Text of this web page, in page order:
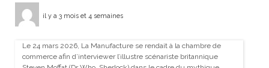
il y a 3 mois et 4 semaines
Le 24 mars 2026, La Manufacture se rendait à la chambre de
commerce afin d’interviewer l’illustre scénariste britannique